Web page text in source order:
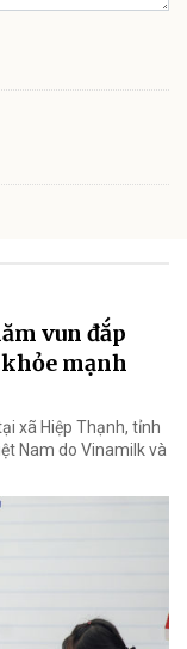
vun đắp
mạnh
xã Hiệp Thạnh, tỉnh
Nam do Vinamilk và